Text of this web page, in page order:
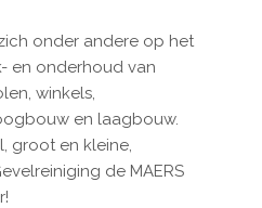
onder andere op het
en onderhoud van
winkels,
en laagbouw.
groot en kleine,
de MAERS